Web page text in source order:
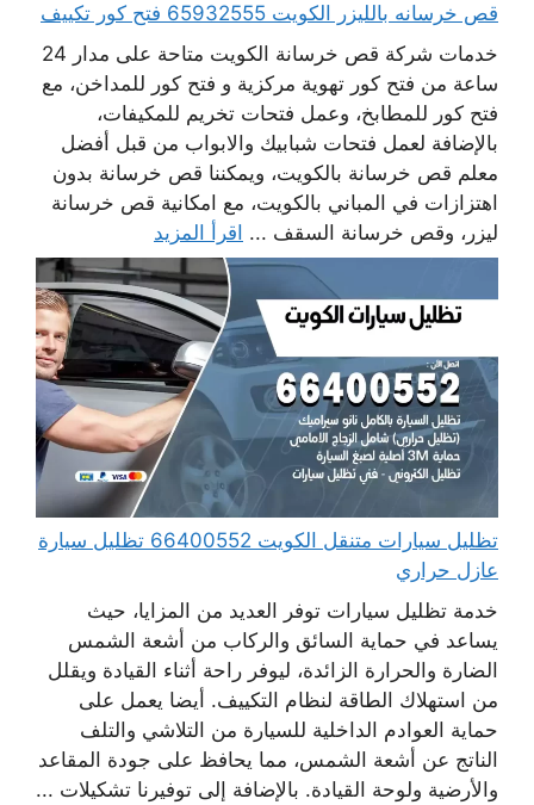
قص خرسانه بالليزر الكويت 65932555 فتح كور تكييف
خدمات شركة قص خرسانة الكويت متاحة على مدار 24
ساعة من فتح كور تهوية مركزية و فتح كور للمداخن، مع
فتح كور للمطابخ، وعمل فتحات تخريم للمكيفات،
بالإضافة لعمل فتحات شبابيك والابواب من قبل أفضل
معلم قص خرسانة بالكويت، ويمكننا قص خرسانة بدون
اهتزازات في المباني بالكويت، مع امكانية قص خرسانة
ليزر، وقص خرسانة السقف ... اقرأ المزيد
تظليل سيارات متنقل الكويت 66400552 تظليل سيارة
عازل حراري
خدمة تظليل سيارات توفر العديد من المزايا، حيث
يساعد في حماية السائق والركاب من أشعة الشمس
الضارة والحرارة الزائدة، ليوفر راحة أثناء القيادة ويقلل
من استهلاك الطاقة لنظام التكييف. أيضا يعمل على
حماية العوادم الداخلية للسيارة من التلاشي والتلف
الناتج عن أشعة الشمس، مما يحافظ على جودة المقاعد
والأرضية ولوحة القيادة. بالإضافة إلى توفيرنا تشكيلات ...